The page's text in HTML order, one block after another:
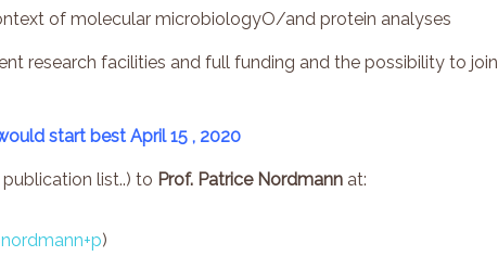
of molecular microbiologyO/and protein analyses
research facilities and full funding and the possibility to join
start best April 15 , 2020
list..) to Prof. Patrice Nordmann at:
)